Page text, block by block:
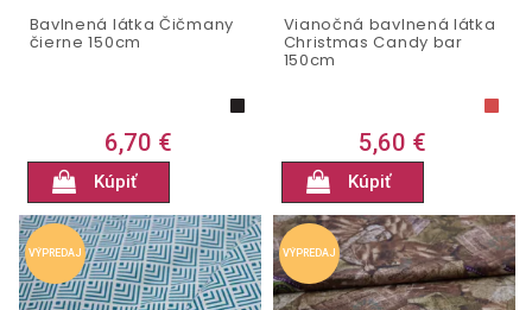
Bavlnená látka Čičmany
čierne 150cm
6,70 €
Kúpiť
Vianočná bavlnená látka
Christmas Candy bar
150cm
5,60 €
Kúpiť
VÝPREDAJ VÝPREDAJ